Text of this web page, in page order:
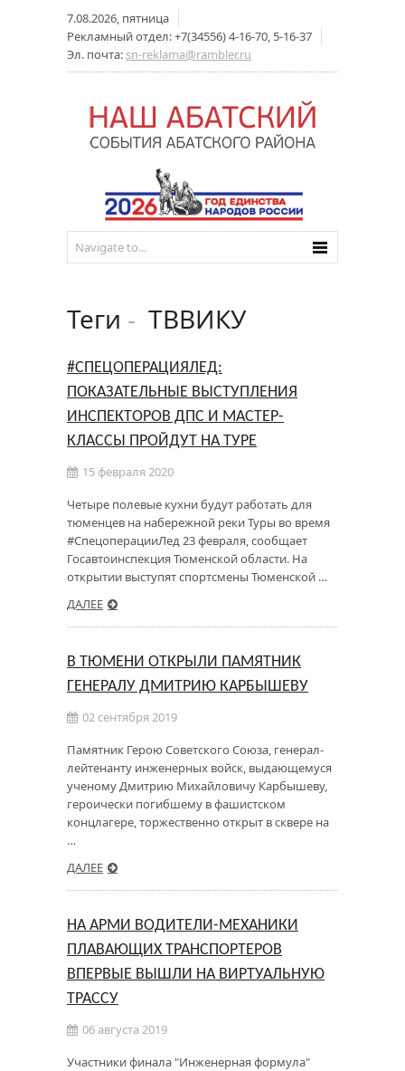
7.08.2026, пятница
Рекламный отдел: +7(34556) 4-16-70, 5-16-37
Эл. почта: sn-reklama@rambler.ru
Теги - ТВВИКУ
#СПЕЦОПЕРАЦИЯЛЕД:
ПОКАЗАТЕЛЬНЫЕ ВЫСТУПЛЕНИЯ
ИНСПЕКТОРОВ ДПС И МАСТЕР-
КЛАССЫ ПРОЙДУТ НА ТУРЕ
15 февраля 2020
Четыре полевые кухни будут работать для
тюменцев на набережной реки Туры во время
#СпецоперацииЛед 23 февраля, сообщает
Госавтоинспекция Тюменской области. На
открытии выступят спортсмены Тюменской …
ДАЛЕЕ
В ТЮМЕНИ ОТКРЫЛИ ПАМЯТНИК
ГЕНЕРАЛУ ДМИТРИЮ КАРБЫШЕВУ
02 сентября 2019
Памятник Герою Советского Союза, генерал-
лейтенанту инженерных войск, выдающемуся
ученому Дмитрию Михайловичу Карбышеву,
героически погибшему в фашистском
концлагере, торжественно открыт в сквере на
…
ДАЛЕЕ
НА АРМИ ВОДИТЕЛИ-МЕХАНИКИ
ПЛАВАЮЩИХ ТРАНСПОРТЕРОВ
ВПЕРВЫЕ ВЫШЛИ НА ВИРТУАЛЬНУЮ
ТРАССУ
06 августа 2019
Участники финала "Инженерная формула"